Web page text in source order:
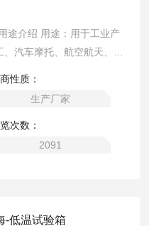
途介绍 用途：用于工业产
汽车摩托、航空航天、船
能指标。产品具有较宽的
性质：
生产厂家
次数：
2091